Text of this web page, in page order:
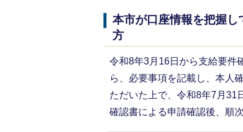
本市が口座情報を把握し
令和8年3月16日から支給要件
ら、必要事項を記載し、本人
ただいた上で、令和8年7月31
確認書による申請確認後、順